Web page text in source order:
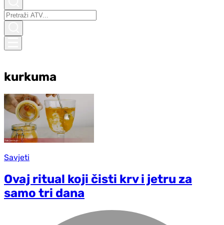
kurkuma
Savjeti
Ovaj ritual koji čisti krv i jetru za
samo tri dana